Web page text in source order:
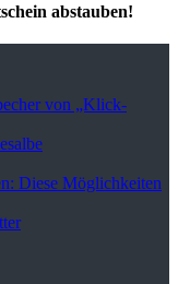
abstauben!
von „Klick-
Diese Möglichkeiten